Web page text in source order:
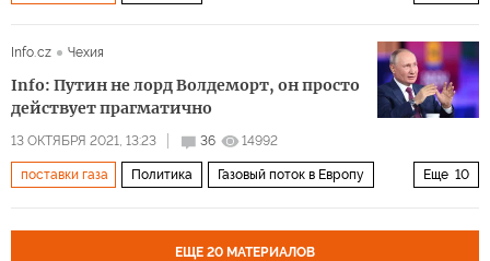
комментарии читателей
Info.cz Чехия
Info: Путин не лорд Волдеморт, он просто
действует прагматично
13 ОКТЯБРЯ 2021, 13:23 36 14992
Еще 10
поставки газа Политика Газовый поток в Европу
трубопровод Опал (Opal)
ЕЩЕ 20 МАТЕРИАЛОВ